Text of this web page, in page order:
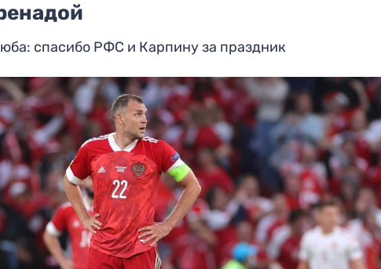
спасибо РФС и Карпину за праздник